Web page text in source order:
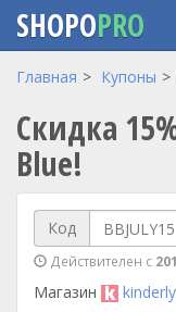
Перейти
основному
содержанию
SHOPOPRO
Главная Купоны
Скидка
Blue!
Код
Действителен с
Магазин